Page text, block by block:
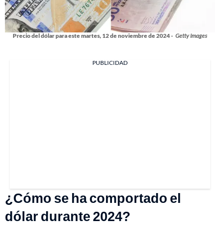
Precio del dólar para este martes, 12 de noviembre de 2024 - Getty Images
PUBLICIDAD
¿Cómo se ha comportado el
dólar durante 2024?